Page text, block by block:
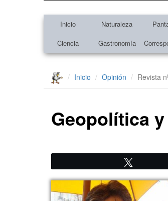
Inicio Naturaleza
Ciencia
Gastronomía
Inicio Opinión Revista
Geopolítica